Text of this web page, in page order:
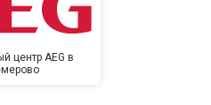
центр AEG в